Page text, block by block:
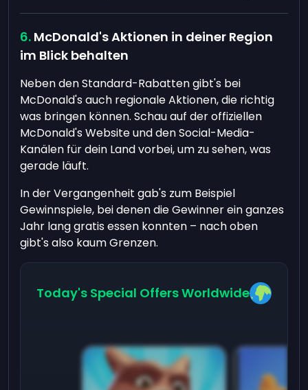
McDonald's Aktionen in deiner Region
im Blick behalten
Neben den Standard-Rabatten gibt's bei
McDonald's auch regionale Aktionen, die richtig
was bringen können. Schau auf der offiziellen
McDonald's Website und den Social-Media-
Kanälen für dein Land vorbei, um zu sehen, was
gerade läuft.
In der Vergangenheit gab's zum Beispiel
Gewinnspiele, bei denen die Gewinner ein ganzes
Jahr lang gratis essen konnten – nach oben
gibt's also kaum Grenzen.
Today's Special Offers Worldwide